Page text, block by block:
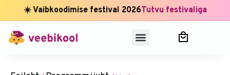
☀️ Vaibkoodimise festival 2026Tutvu festivaliga